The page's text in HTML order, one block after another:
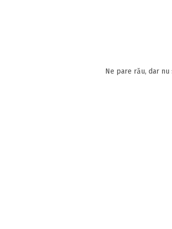
Ne pare rău, dar